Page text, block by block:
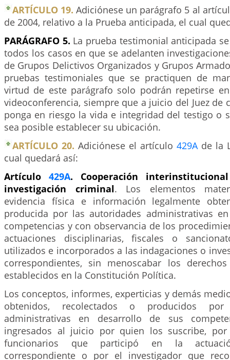
ARTÍCULO 19. Adiciónese un parágrafo 5 al
de 2004, relativo a la Prueba anticipada, el cual
PARÁGRAFO 5. La prueba testimonial anticipada
todos los casos en que se adelanten
de Grupos Delictivos Organizados y Grupos
pruebas testimoniales que se practiquen de
virtud de este parágrafo solo podrán repetirse
videoconferencia, siempre que a juicio del Juez de
ponga en riesgo la vida e integridad del testigo o
sea posible establecer su ubicación.
ARTÍCULO 20. Adiciónese el artículo 429Ade la
cual quedará así:
Artículo 429A. Cooperación
investigación criminal. Los elementos
evidencia física e información legalmente
producida por las autoridades administrativas
competencias y con observancia de los
actuaciones disciplinarias, fiscales o
utilizados e incorporados a las indagaciones o
correspondientes, sin menoscabar los
establecidos en la Constitución Política.
Los conceptos, informes, experticias y demás
obtenidos, recolectados o producidos
administrativas en desarrollo de sus
ingresados al juicio por quien los suscribe,
funcionarios que participó en la
correspondiente o por el investigador que